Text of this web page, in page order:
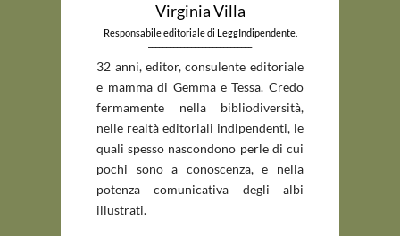
Virginia Villa
Responsabile editoriale di LeggIndipendente.
32 anni, editor, consulente editoriale
e mamma di Gemma e Tessa. Credo
fermamente nella bibliodiversità,
nelle realtà editoriali indipendenti, le
quali spesso nascondono perle di cui
pochi sono a conoscenza, e nella
potenza comunicativa degli albi
illustrati.